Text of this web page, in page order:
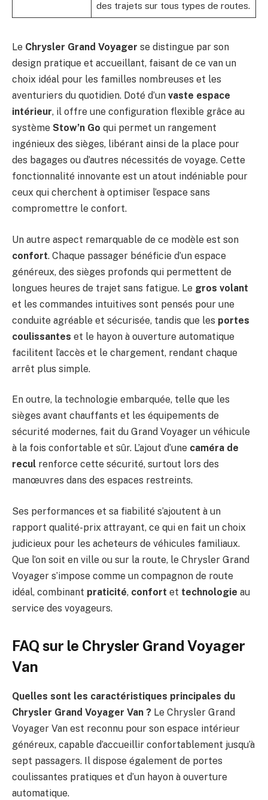
des trajets sur tous types de routes.
Le Chrysler Grand Voyager se distingue par son
design pratique et accueillant, faisant de ce van un
choix idéal pour les familles nombreuses et les
aventuriers du quotidien. Doté d’un vaste espace
intérieur, il offre une configuration flexible grâce au
système Stow’n Go qui permet un rangement
ingénieux des sièges, libérant ainsi de la place pour
des bagages ou d’autres nécessités de voyage. Cette
fonctionnalité innovante est un atout indéniable pour
ceux qui cherchent à optimiser l’espace sans
compromettre le confort.
Un autre aspect remarquable de ce modèle est son
confort. Chaque passager bénéficie d’un espace
généreux, des sièges profonds qui permettent de
longues heures de trajet sans fatigue. Le gros volant
et les commandes intuitives sont pensés pour une
conduite agréable et sécurisée, tandis que les portes
coulissantes et le hayon à ouverture automatique
facilitent l’accès et le chargement, rendant chaque
arrêt plus simple.
En outre, la technologie embarquée, telle que les
sièges avant chauffants et les équipements de
sécurité modernes, fait du Grand Voyager un véhicule
à la fois confortable et sûr. L’ajout d’une caméra de
recul renforce cette sécurité, surtout lors des
manœuvres dans des espaces restreints.
Ses performances et sa fiabilité s’ajoutent à un
rapport qualité-prix attrayant, ce qui en fait un choix
judicieux pour les acheteurs de véhicules familiaux.
Que l’on soit en ville ou sur la route, le Chrysler Grand
Voyager s’impose comme un compagnon de route
idéal, combinant praticité, confort et technologie au
service des voyageurs.
FAQ sur le Chrysler Grand Voyager
Van
Quelles sont les caractéristiques principales du
Chrysler Grand Voyager Van ? Le Chrysler Grand
Voyager Van est reconnu pour son espace intérieur
généreux, capable d’accueillir confortablement jusqu’à
sept passagers. Il dispose également de portes
coulissantes pratiques et d’un hayon à ouverture
automatique.